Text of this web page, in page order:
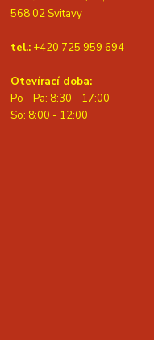
568 02 Svitavy
tel.: +420 725 959 694
Otevírací doba:
Po - Pa: 8:30 - 17:00
So: 8:00 - 12:00